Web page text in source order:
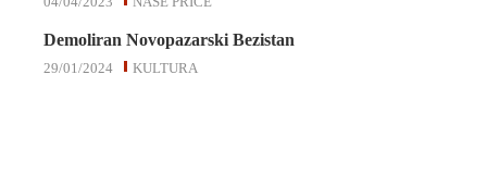
Demoliran Novopazarski Bezistan
KULTURA
29/01/2024